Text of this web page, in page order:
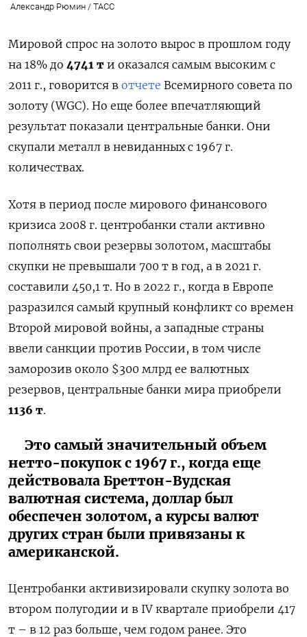
Александр Рюмин / ТАСС
Мировой спрос на золото вырос в прошлом году
на 18% до 4741 т и оказался самым высоким с
2011 г., говорится в отчете Всемирного совета по
золоту (WGC). Но еще более впечатляющий
результат показали центральные банки. Они
скупали металл в невиданных с 1967 г.
количествах.
Хотя в период после мирового финансового
кризиса 2008 г. центробанки стали активно
пополнять свои резервы золотом, масштабы
скупки не превышали 700 т в год, а в 2021 г.
составили 450,1 т. Но в 2022 г., когда в Европе
разразился самый крупный конфликт со времен
Второй мировой войны, а западные страны
ввели санкции против России, в том числе
заморозив около $300 млрд ее валютных
резервов, центральные банки мира приобрели
1136 т.
Это самый значительный объем
нетто-покупок с 1967 г., когда еще
действовала Бреттон-Вудская
валютная система, доллар был
обеспечен золотом, а курсы валют
других стран были привязаны к
американской.
Центробанки активизировали скупку золота во
втором полугодии и в IV квартале приобрели 417
т – в 12 раз больше, чем годом ранее. Это